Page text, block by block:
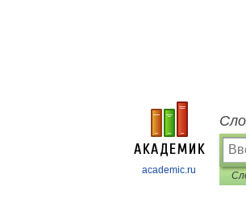
academic.ru